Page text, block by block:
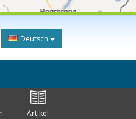
Deutsch
Artikel